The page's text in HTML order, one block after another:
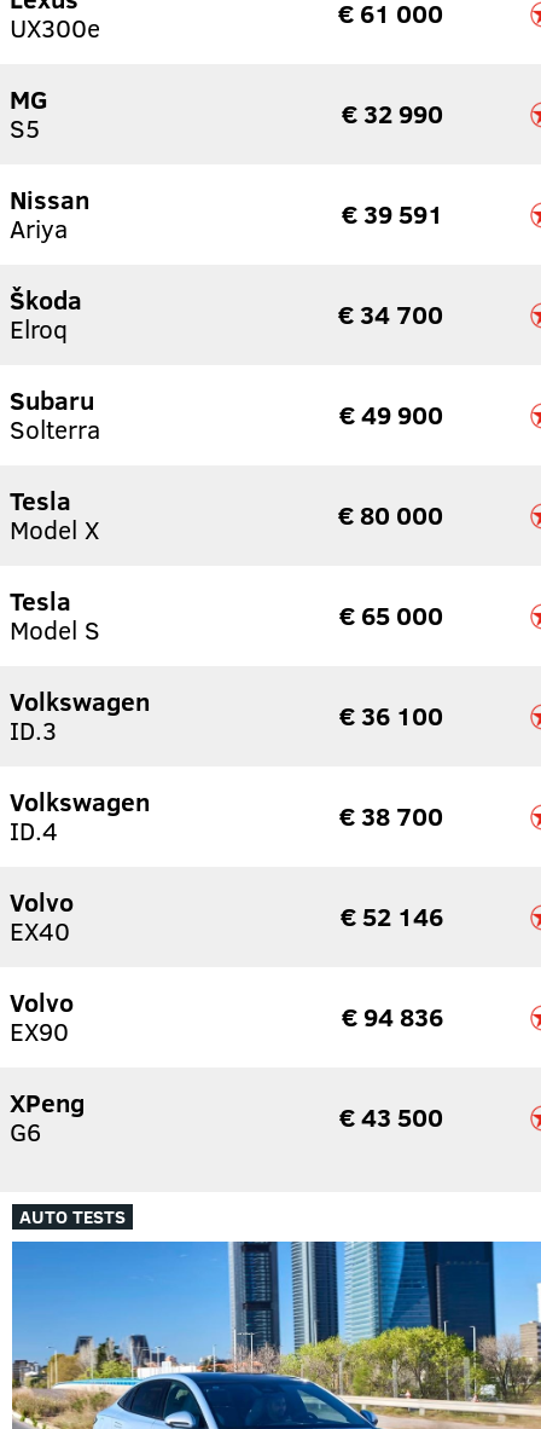
UX300e
€ 61 000
MG
S5
€ 32 990
Nissan
Ariya
€ 39 591
Škoda
Elroq
€ 34 700
Subaru
Solterra
€ 49 900
Tesla
Model X
€ 80 000
Tesla
Model S
€ 65 000
Volkswagen
ID.3
€ 36 100
Volkswagen
ID.4
€ 38 700
Volvo
EX40
€ 52 146
Volvo
EX90
€ 94 836
XPeng
G6
€ 43 500
AUTO TESTS